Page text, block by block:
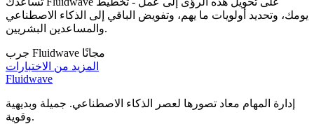
يومك، وتحديد أولويات ما يهم، وتفويض الباقي إلى الذكاء الاصطناعي
والمساعدين البشريين.
جرب Fluidwave مجانًا
المزيد من الاختبارات
Fluidwave
إدارة المهام معاد تصورها لعصر الذكاء الاصطناعي. جميلة وبديهية
وقوية.